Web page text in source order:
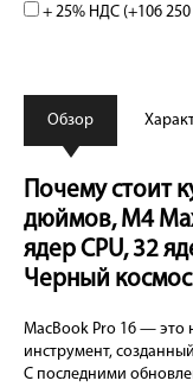
+ 25% НДС (+106
Обзор
Почему стоит
дюймов, М4
ядер CPU, 32
Черный космос
MacBook Pro 16 — это
инструмент,
С последними